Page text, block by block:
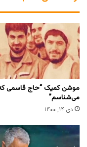
موشن کمیک “حاج قاسمی
می‌شناسم”
دی ۱۴, ۱۴۰۰